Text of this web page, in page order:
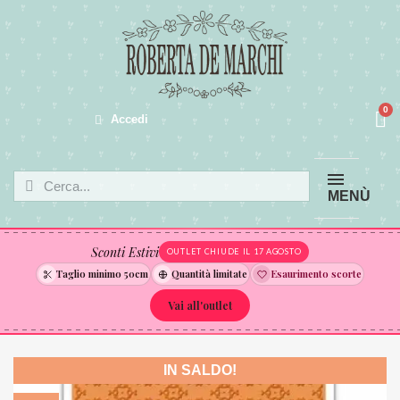
Accedi
MENÙ
Sconti Estivi OUTLET CHIUDE IL 17 AGOSTO
Taglio minimo 50cm Quantità limitate Esaurimento scorte
Vai all'outlet
IN SALDO!